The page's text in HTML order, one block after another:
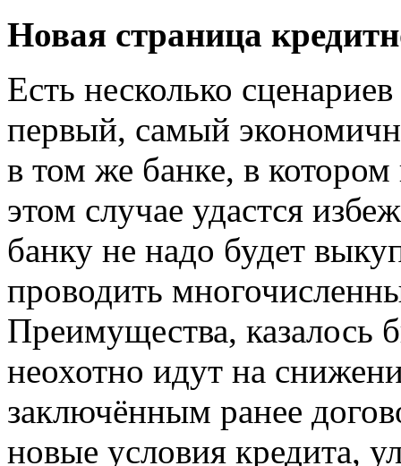
Новая страница
Есть несколько
первый, самый
в том же банке, в
этом случае удастся
банку не надо будет
проводить
Преимущества, казалось
неохотно идут на
заключённым ранее
новые условия кредита,